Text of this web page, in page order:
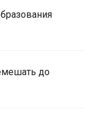
до